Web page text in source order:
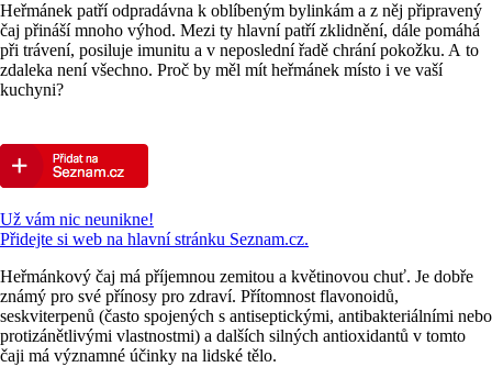
Heřmánek patří odpradávna k oblíbeným bylinkám a z něj připravený
čaj přináší mnoho výhod. Mezi ty hlavní patří zklidnění, dále pomáhá
při trávení, posiluje imunitu a v neposlední řadě chrání pokožku. A to
zdaleka není všechno. Proč by měl mít heřmánek místo i ve vaší
kuchyni?
Už vám nic neunikne!
Přidejte si web na hlavní stránku Seznam.cz.
Heřmánkový čaj má příjemnou zemitou a květinovou chuť. Je dobře
známý pro své přínosy pro zdraví. Přítomnost flavonoidů,
seskviterpenů (často spojených s antiseptickými, antibakteriálními nebo
protizánětlivými vlastnostmi) a dalších silných antioxidantů v tomto
čaji má významné účinky na lidské tělo.